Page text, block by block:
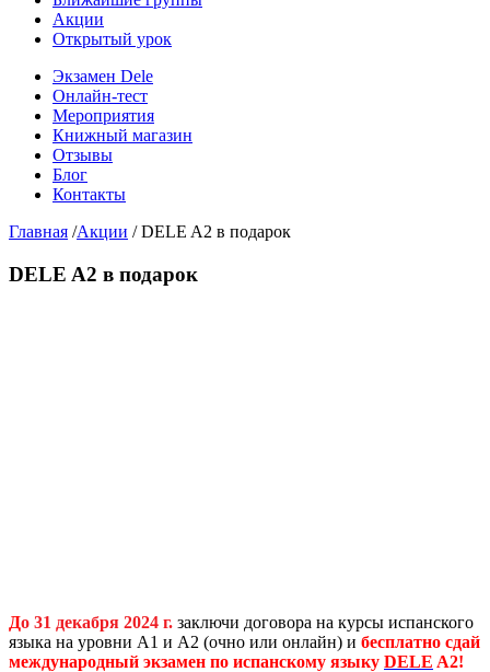
Акции
Открытый урок
Экзамен Dele
Онлайн-тест
Мероприятия
Книжный магазин
Отзывы
Блог
Контакты
Главная /Акции / DELE A2 в подарок
DELE A2 в подарок
До 31 декабря 2024 г. заключи договора на курсы испанского
языка на уровни А1 и А2 (очно или онлайн) и бесплатно сдай
международный экзамен по испанскому языку DELE A2!